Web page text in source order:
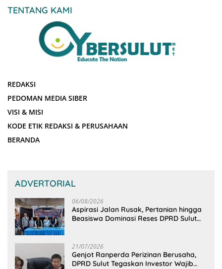
TENTANG KAMI
REDAKSI
PEDOMAN MEDIA SIBER
VISI & MISI
KODE ETIK REDAKSI & PERUSAHAAN
BERANDA
ADVERTORIAL
06/08/2026
Aspirasi Jalan Rusak, Pertanian hingga
Beasiswa Dominasi Reses DPRD Sulut
21/07/2026
Genjot Ranperda Perizinan Berusaha,
DPRD Sulut Tegaskan Investor Wajib